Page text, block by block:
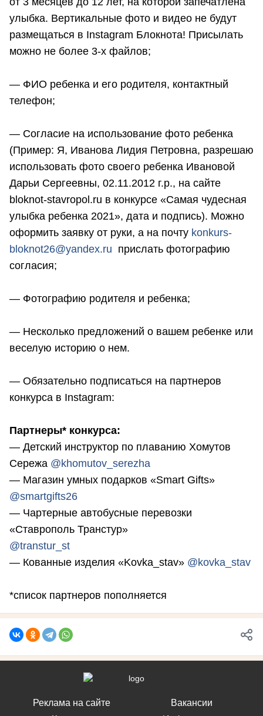
улыбка. Вертикальные фото и видео не будут
размещаться в Instagram Блокнота! Присылать
можно не более 3-х файлов;
— ФИО ребенка и его родителя, контактный
телефон;
— Согласие на использование фото ребенка
(Пример: Я, Иванова Лидия Петровна, разрешаю
использовать фото своего ребенка Ивановой
Дарьи Сергеевны, 02.11.2012 г.р., на сайте
bloknot-stavropol.ru в конкурсе «Самая чудесная
улыбка ребенка 2021», дата и подпись). Можно
оформить заявку от руки, а на почту konkurs-
bloknot26@yandex.ru прислать фотографию
согласия;
— Фотографию родителя и ребенка;
— Несколько предложений о вашем ребенке или
веселую историю о нем.
— Обязательно подписаться на партнеров
конкурса в Instagram:
Партнеры* конкурса:
— Детский инструктор по плаванию Хомутов
Сережа @khomutov_serezha
— Магазин умных подарков «Smart Gifts»
@smartgifts26
— Чартерные автобусные перевозки
«Ставрополь Транстур»
@transtur_st
— Кованные изделия «Kovka_stav» @kovka_stav
*список партнеров пополняется
Реклама на сайте
Вакансии